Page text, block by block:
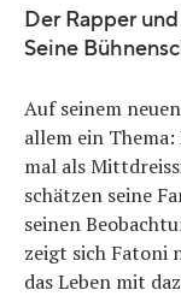
Der Rapper
Seine
Auf seinem
allem ein
mal als
schätzen seine
seinen
zeigt sich Fatoni
das Leben mit